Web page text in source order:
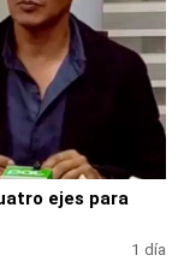
ejes para
1 día